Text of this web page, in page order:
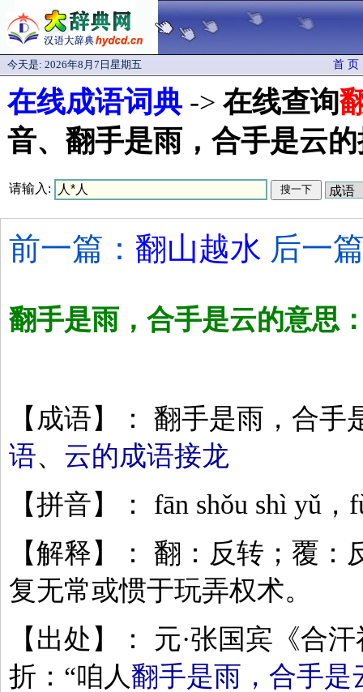
今天是: 2026年8月7日星期五 首 页
在线成语词典 -> 在线查询
音、翻手是雨，合手是云
请输入:
前一篇： 翻山越水 后一
翻手是雨，合手是云的意思
【成语】： 翻手是雨，合手
语、 云的成语接龙
【拼音】： fān shǒu shì yǔ，
【解释】： 翻：反转；覆：
复无常或惯于玩弄权术。
【出处】： 元·张国宾《合
折：“咱人翻手是雨，合手是